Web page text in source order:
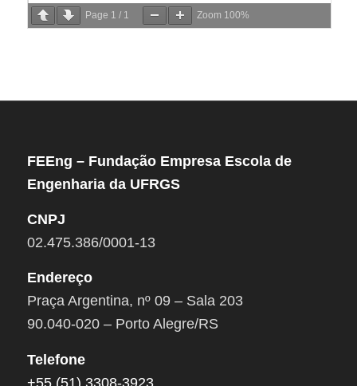
Page 1 / 1 Zoom 100%
FEEng – Fundação Empresa Escola de
Engenharia da UFRGS
CNPJ
02.475.386/0001-13
Endereço
Praça Argentina, nº 09 – Sala 203
90.040-020 – Porto Alegre/RS
Telefone
+55 (51) 3308-3923